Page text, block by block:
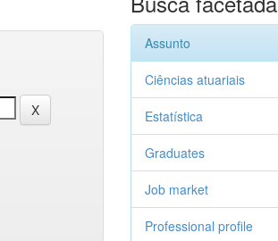
Assunto
Ciências atuariais
Estatística
Graduates
Job market
Professional profile